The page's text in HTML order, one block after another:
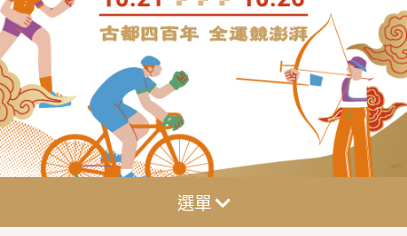
選單